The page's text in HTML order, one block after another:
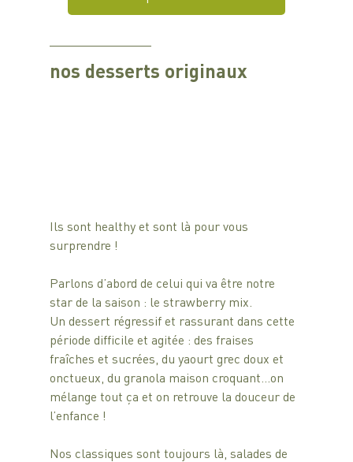
nos desserts originaux
Ils sont healthy et sont là pour vous
surprendre !
Parlons d’abord de celui qui va être notre
star de la saison : le strawberry mix.
Un dessert régressif et rassurant dans cette
période difficile et agitée : des fraises
fraîches et sucrées, du yaourt grec doux et
onctueux, du granola maison croquant…on
mélange tout ça et on retrouve la douceur de
l’enfance !
Nos classiques sont toujours là, salades de